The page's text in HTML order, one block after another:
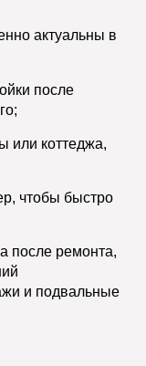
актуальны в
после
или коттеджа,
чтобы быстро
после ремонта,
и подвальные